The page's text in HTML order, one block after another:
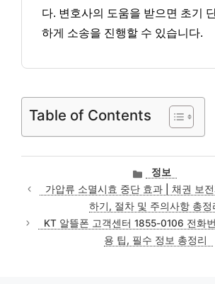
다. 변호사의 도움을 받으면 초기
하게 소송을 진행할 수 있습니다.
Table of Contents
카
테
고
리
정보
가압류 소멸시효 중단 효과 | 채권 보
하기, 절차 및 주의사항 총정
KT 알뜰폰 고객센터 1855-0106 전화
용 팁, 필수 정보 총정리